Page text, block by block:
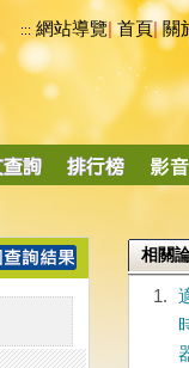
::: 網站導覽|首頁|關
相關
1.